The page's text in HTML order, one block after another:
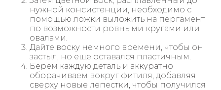
нужной консистенции, необходимо с
помощью ложки выложить на пергамент
по возможности ровными кругами или
овалами.
Дайте воску немного времени, чтобы он
застыл, но еще оставался пластичным.
Берем каждую деталь и аккуратно
оборачиваем вокруг фитиля, добавляя
сверху новые лепестки, чтобы получился